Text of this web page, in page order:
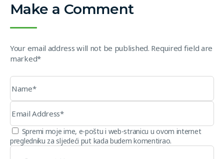
Make a Comment
Your email address will not be published. Required field are
marked*
Spremi moje ime, e-poštu i web-stranicu u ovom internet
pregledniku za sljedeći put kada budem komentirao.